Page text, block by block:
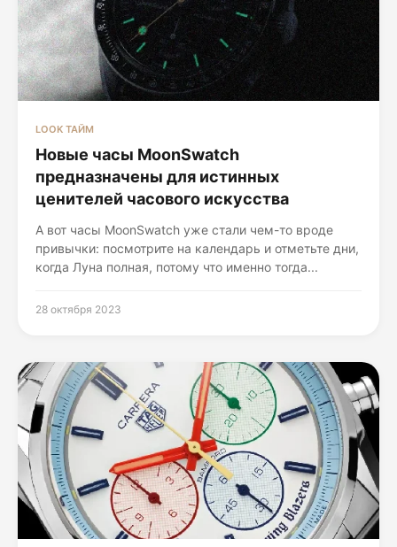
LOOK ТАЙМ
Новые часы MoonSwatch
предназначены для истинных
ценителей часового искусства
А вот часы MoonSwatch уже стали чем-то вроде
привычки: посмотрите на календарь и отметьте дни,
когда Луна полная, потому что именно тогда...
28 октября 2023